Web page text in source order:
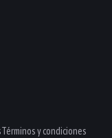
Términos y condiciones